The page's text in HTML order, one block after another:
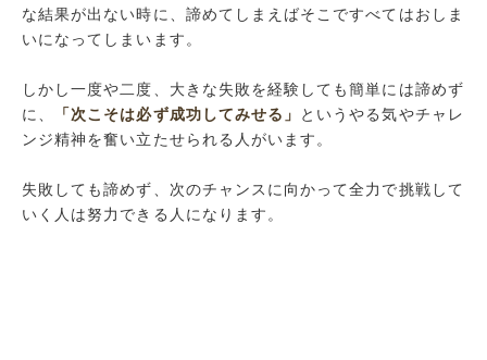
な結果が出ない時に、諦めてしまえばそこですべてはおしま
いになってしまいます。
しかし一度や二度、大きな失敗を経験しても簡単には諦めず
に、
「次こそは必ず成功してみせる」
というやる気やチャレ
ンジ精神を奮い立たせられる人がいます。
失敗しても諦めず、次のチャンスに向かって全力で挑戦して
いく人は努力できる人になります。